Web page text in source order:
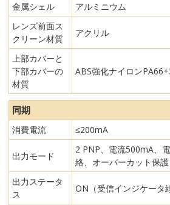
金属シェル
アルミニウム
レンズ前面ス
クリーン材質
アクリル
上部カバーと
下部カバーの
材質
ABS強化ナイロン
同期
消費電流 ≤200mA
出力モード
2 PNP、電流500mA、
絡、オーバーカット保護
出力ステータ
ス
ON（受信インジケータ